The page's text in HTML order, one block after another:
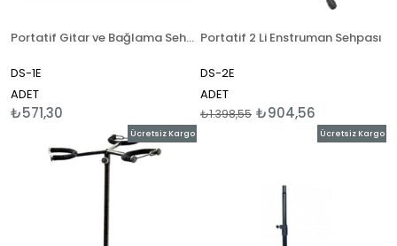
Portatif Gitar ve Bağlama Sehpası
DS-1E
ADET
₺571,30
Portatif 2 Li Enstruman Sehpası
DS-2E
ADET
₺904,56
₺1.398,55
Ücretsiz Kargo Ücretsiz Kargo